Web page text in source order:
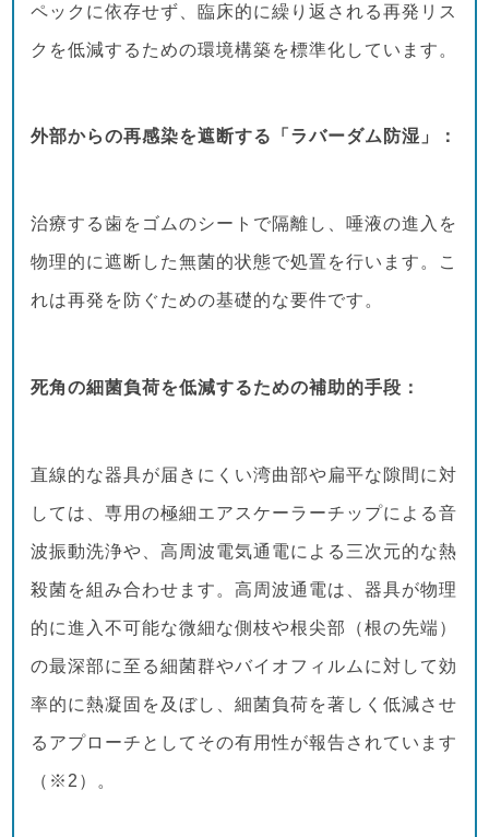
ペックに依存せず、臨床的に繰り返される再発リス
クを低減するための環境構築を標準化しています。
外部からの再感染を遮断する「ラバーダム防湿」：
治療する歯をゴムのシートで隔離し、唾液の進入を
物理的に遮断した無菌的状態で処置を行います。こ
れは再発を防ぐための基礎的な要件です。
死角の細菌負荷を低減するための補助的手段：
直線的な器具が届きにくい湾曲部や扁平な隙間に対
しては、専用の極細エアスケーラーチップによる音
波振動洗浄や、高周波電気通電による三次元的な熱
殺菌を組み合わせます。高周波通電は、器具が物理
的に進入不可能な微細な側枝や根尖部（根の先端）
の最深部に至る細菌群やバイオフィルムに対して効
率的に熱凝固を及ぼし、細菌負荷を著しく低減させ
るアプローチとしてその有用性が報告されています
（※2）。